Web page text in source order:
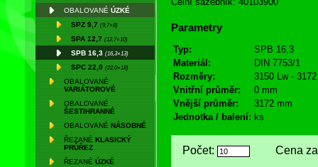
OBALOVANÉ ÚZKÉ
SPZ 9,7 (9,7×8)
SPA 12,7 (12,7×10)
SPB 16,3 (16,3×13)
SPC 22,0 (22,0×18)
OBALOVANÉ
VARIÁTOROVÉ
OBALOVANÉ
ŠESTIHRANNÉ
OBALOVANÉ NÁSOBNÉ
ŘEZANÉ KLASICKÝ
PRŮŘEZ
ŘEZANÉ ÚZKÉ
Parametry
Typ:
SPB 16,3
Materiál:
DIN 7753/1
Rozměry:
3150 Lw -
Vnitřní průměr:
0 mm
Vnější průměr:
3172 mm
Jednotka / balení: ks
Počet: Cena za